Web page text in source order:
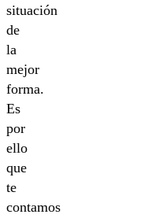
situación
de
la
mejor
forma.
Es
por
ello
que
te
contamos